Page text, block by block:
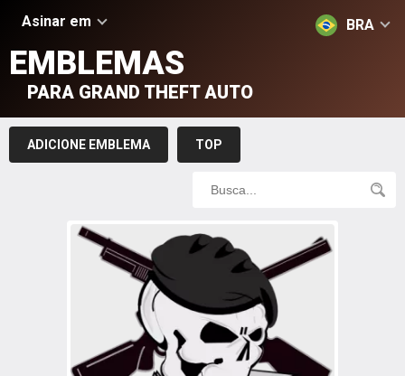
Asinar em BRA
EMBLEMAS
PARA GRAND THEFT AUTO
ADICIONE EMBLEMA TOP